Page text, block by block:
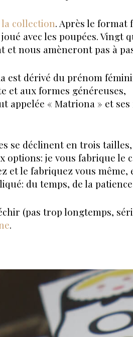
la collection. Après le format
joué avec les poupées.
et nous amèneront pas à
est dérivé du prénom
et aux formes généreuses,
appelée « Matriona » et
se déclinent en trois
options: je vous fabrique
et le fabriquez vous
du temps, de la
(pas trop longtemps,
.